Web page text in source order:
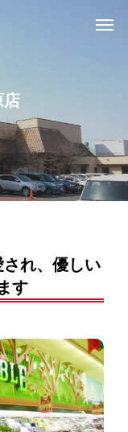
店
れ、優しい
す